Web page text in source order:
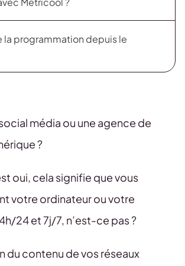
la programmation depuis le
média ou une agence de
?
oui, cela signifie que vous
votre ordinateur ou votre
24 et 7j/7, n’est-ce pas ?
du contenu de vos réseaux